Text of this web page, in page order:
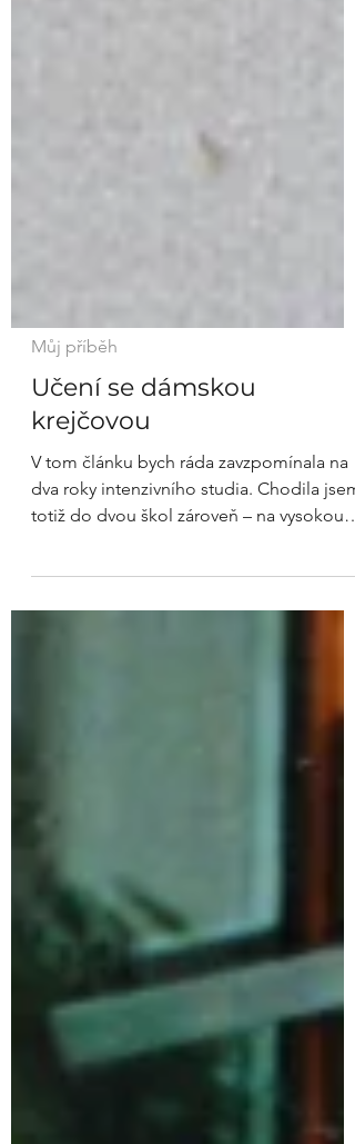
Můj příběh
Učení se dámskou
krejčovou
V tom článku bych ráda zavzpomínala na
totiž do dvou škol zároveň – na vysokou